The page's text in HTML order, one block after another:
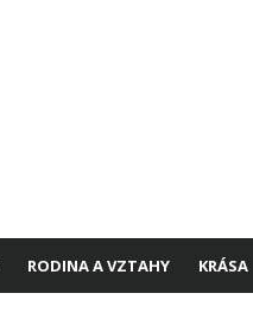
RODINA A VZTAHY KRÁSA